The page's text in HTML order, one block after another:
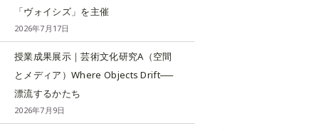
「ヴォイシズ」を主催
2026年7月17日
授業成果展示｜芸術文化研究A（空間
とメディア）Where Objects Drift──
漂流するかたち
2026年7月9日